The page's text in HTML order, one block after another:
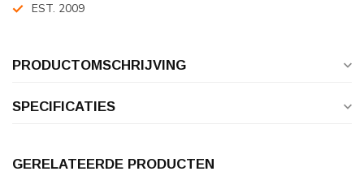
EST. 2009
PRODUCTOMSCHRIJVING
SPECIFICATIES
GERELATEERDE PRODUCTEN